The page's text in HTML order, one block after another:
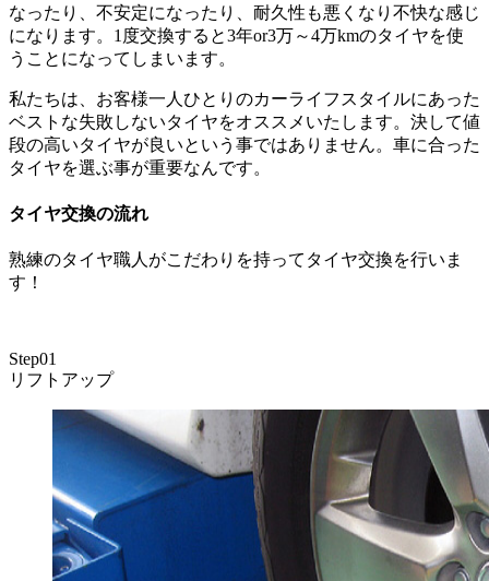
なったり、不安定になったり、耐久性も悪くなり不快な感じ
になります。1度交換すると3年or3万～4万kmのタイヤを使
うことになってしまいます。
私たちは、お客様一人ひとりのカーライフスタイルにあった
ベストな失敗しないタイヤをオススメいたします。決して値
段の高いタイヤが良いという事ではありません。車に合った
タイヤを選ぶ事が重要なんです。
タイヤ交換の流れ
熟練のタイヤ職人がこだわりを持ってタイヤ交換を行いま
す！
Step01
リフトアップ